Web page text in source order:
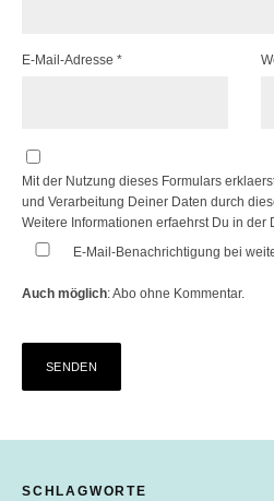
E-Mail-Adresse *
Mit der Nutzung dieses Formulars
und Verarbeitung Deiner Daten durch
Weitere Informationen erfaehrst Du in der
E-Mail-Benachrichtigung bei
Auch möglich:Abo ohne Kommentar.
SCHLAGWORTE